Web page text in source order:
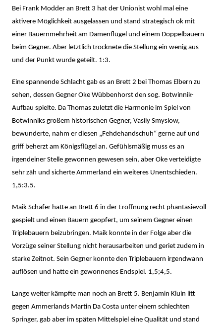
Bei Frank Modder an Brett 3 hat der Unionist wohl mal eine
aktivere Möglichkeit ausgelassen und stand strategisch ok mit
einer Bauernmehrheit am Damenflügel und einem Doppelbauern
beim Gegner. Aber letztlich trocknete die Stellung ein wenig aus
und der Punkt wurde geteilt. 1:3.
Eine spannende Schlacht gab es an Brett 2 bei Thomas Elbern zu
sehen, dessen Gegner Oke Wübbenhorst den sog. Botwinnik-
Aufbau spielte. Da Thomas zuletzt die Harmonie im Spiel von
Botwinniks großem historischen Gegner, Vasily Smyslow,
bewunderte, nahm er diesen „Fehdehandschuh“ gerne auf und
griff beherzt am Königsflügel an. Gefühlsmäßig muss es an
irgendeiner Stelle gewonnen gewesen sein, aber Oke verteidigte
sehr zäh und sicherte Ammerland ein weiteres Unentschieden.
1,5:3.5.
Maik Schäfer hatte an Brett 6 in der Eröffnung recht phantasievoll
gespielt und einen Bauern geopfert, um seinem Gegner einen
Triplebauern beizubringen. Maik konnte in der Folge aber die
Vorzüge seiner Stellung nicht herausarbeiten und geriet zudem in
starke Zeitnot. Sein Gegner konnte den Triplebauern irgendwann
auflösen und hatte ein gewonnenes Endspiel. 1,5;4,5.
Lange weiter kämpfte man noch an Brett 5. Benjamin Kluin litt
gegen Ammerlands Martin Da Costa unter einem schlechten
Springer, gab aber im späten Mittelspiel eine Qualität und stand